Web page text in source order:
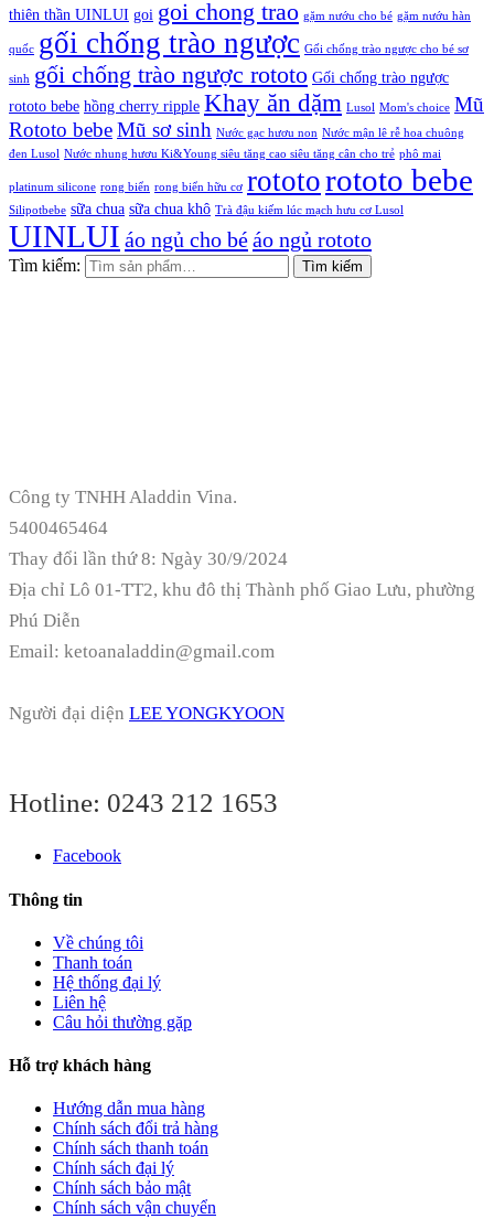
thiên thần UINLUI goi goi chong trao gặm nướu cho bé gặm nướu hàn
quốc gối chống trào ngược Gối chống trào ngược cho bé sơ
sinh gối chống trào ngược rototo Gối chống trào ngược
rototo bebe hồng cherry ripple Khay ăn dặm Lusol Mom's choice Mũ
Rototo bebeMũ sơ sinh Nước gạc hươu non Nước mận lê rễ hoa chuông
đen Lusol Nước nhung hươu Ki&Young siêu tăng cao siêu tăng cân cho trẻ phô mai
platinum silicone rong biển rong biển hữu cơ rototorototo bebe
Silipotbebe sữa chua sữa chua khô Trà đậu kiếm lúc mạch hưu cơ Lusol
UINLUI áo ngủ cho béáo ngủ rototo
Tìm kiếm: Tìm kiếm
Công ty TNHH Aladdin Vina.
5400465464
Thay đổi lần thứ 8: Ngày 30/9/2024
Địa chỉ Lô 01-TT2, khu đô thị Thành phố Giao Lưu, phường
Phú Diễn
Email: ketoanaladdin@gmail.com
Người đại diện LEE YONGKYOON
Hotline: 0243 212 1653
Facebook
Thông tin
Về chúng tôi
Thanh toán
Hệ thống đại lý
Liên hệ
Câu hỏi thường gặp
Hỗ trợ khách hàng
Hướng dẫn mua hàng
Chính sách đổi trả hàng
Chính sách thanh toán
Chính sách đại lý
Chính sách bảo mật
Chính sách vận chuyển